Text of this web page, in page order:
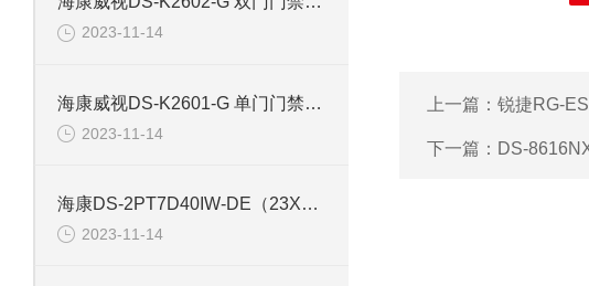
2023-11-14
海康威视DS-K2601-G 单门门禁控制主机
2023-11-14
海康DS-2PT7D40IW-DE（23X）（B） 300万红外摄像机
2023-11-14
上一篇： 锐捷RG-
下一篇： DS-